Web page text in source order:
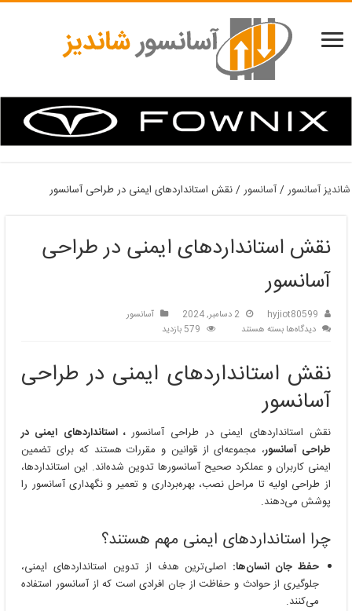
شاندیز آسانسور/آسانسور/نقش استانداردهای ایمنی در طراحی آسانسور
نقش استانداردهای ایمنی در طراحی
آسانسور
hyjiot80599 2 دسامبر, 2024
آسانسور
دیدگاه‌هابرای
ایمنی
طراحی
آسانسور
بسته هستند 579 بازدید
نقش استانداردهای ایمنی در طراحی
آسانسور
نقش استانداردهای ایمنی در طراحی آسانسور ، استانداردهای ایمنی در
طراحی آسانسور، مجموعه‌ای از قوانین و مقررات هستند که برای تضمین
ایمنی کاربران و عملکرد صحیح آسانسورها تدوین شده‌اند. این استانداردها،
از طراحی اولیه تا مراحل نصب، بهره‌برداری و تعمیر و نگهداری آسانسور را
پوشش می‌دهند.
چرا استانداردهای ایمنی مهم هستند؟
حفظ جان انسان‌ها: اصلی‌ترین هدف از تدوین استانداردهای ایمنی،
جلوگیری از حوادث و حفاظت از جان افرادی است که از آسانسور استفاده
می‌کنند.